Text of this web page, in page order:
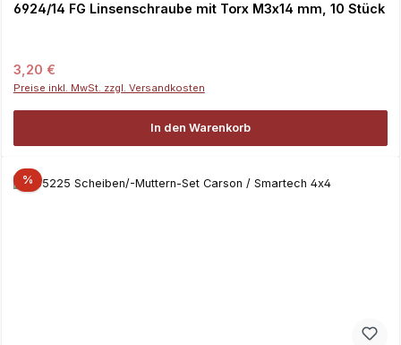
6924/14 FG Linsenschraube mit Torx M3x14 mm, 10 Stück
Regulärer Preis:
3,20 €
Preise inkl. MwSt. zzgl. Versandkosten
In den Warenkorb
%